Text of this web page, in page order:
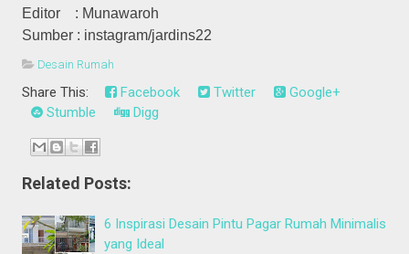
Editor : Munawaroh
Sumber : instagram/jardins22
Desain Rumah
Share This: Facebook Twitter
Google+
Stumble
Digg
Related Posts:
6 Inspirasi Desain Pintu Pagar Rumah Minimalis
yang Ideal